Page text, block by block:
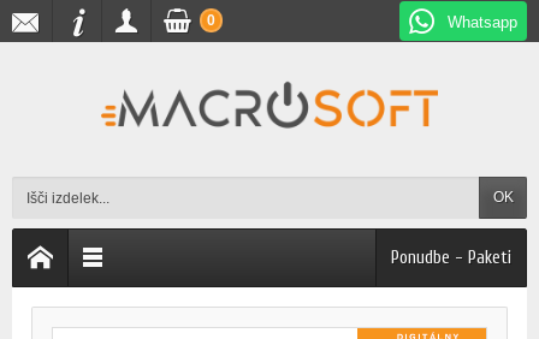
Whatsapp
OK
0
Ponudbe - Paketi